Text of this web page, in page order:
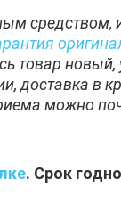
средством,
товар новый,
доставка в
можно
. Срок